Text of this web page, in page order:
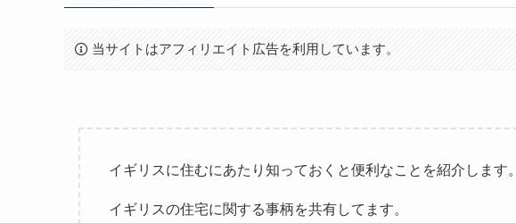
当サイトはアフィリエイト広告を利用しています。
イギリスに住むにあたり知っておくと便利なことを紹介します。
イギリスの住宅に関する事柄を共有してます。